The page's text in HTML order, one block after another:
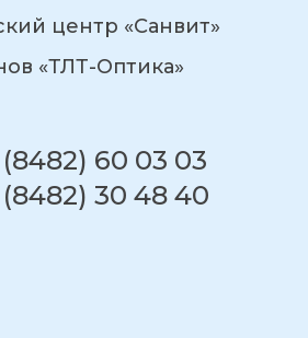
центр «Санвит»
«ТЛТ-Оптика»
60 03 03
30 48 40